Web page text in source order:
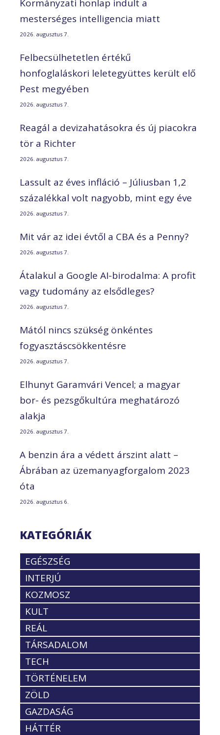
Kormányzati honlap indult a
mesterséges intelligencia miatt
2026. augusztus 7.
Felbecsülhetetlen értékű
honfoglaláskori leletegyüttes került elő
Pest megyében
2026. augusztus 7.
Reagál a devizahatásokra és új piacokra
tör a Richter
2026. augusztus 7.
Lassult az éves infláció – Júliusban 1,2
százalékkal volt nagyobb, mint egy éve
2026. augusztus 7.
Mit vár az idei évtől a CBA és a Penny?
2026. augusztus 7.
Átalakul a Google AI-birodalma: A profit
vagy tudomány az elsődleges?
2026. augusztus 7.
Mától nincs szükség önkéntes
fogyasztáscsökkentésre
2026. augusztus 7.
Elhunyt Garamvári Vencel; a magyar
bor- és pezsgőkultúra meghatározó
alakja
2026. augusztus 7.
A benzin ára a védett árszint alatt –
Ábrában az üzemanyagforgalom 2023
óta
2026. augusztus 6.
KATEGÓRIÁK
EGÉSZSÉG
INTERJÚ
KOZMOSZ
KULT
REÁL
TÁRSADALOM
TECH
TÖRTÉNELEM
ZÖLD
GAZDASÁG
HÁTTÉR